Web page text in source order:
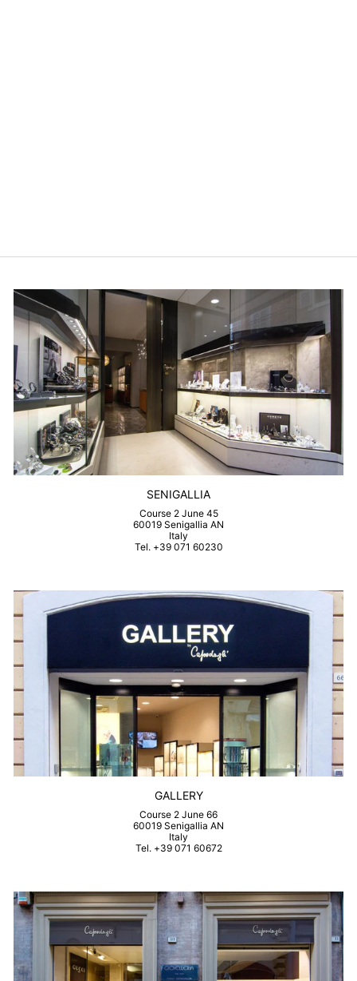
SENIGALLIA
Course 2 June 45
60019 Senigallia AN
Italy
Tel. +39 071 60230
GALLERY
Course 2 June 66
60019 Senigallia AN
Italy
Tel. +39 071 60672